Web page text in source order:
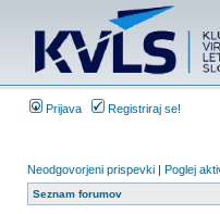
Prijava Registriraj se!
Neodgovorjeni prispevki | Poglej
Seznam forumov